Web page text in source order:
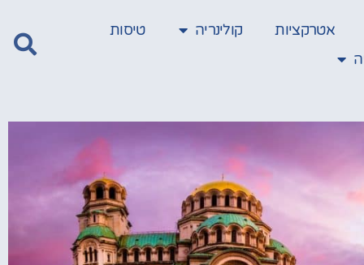
אטרקציות קולינריה
טיסות